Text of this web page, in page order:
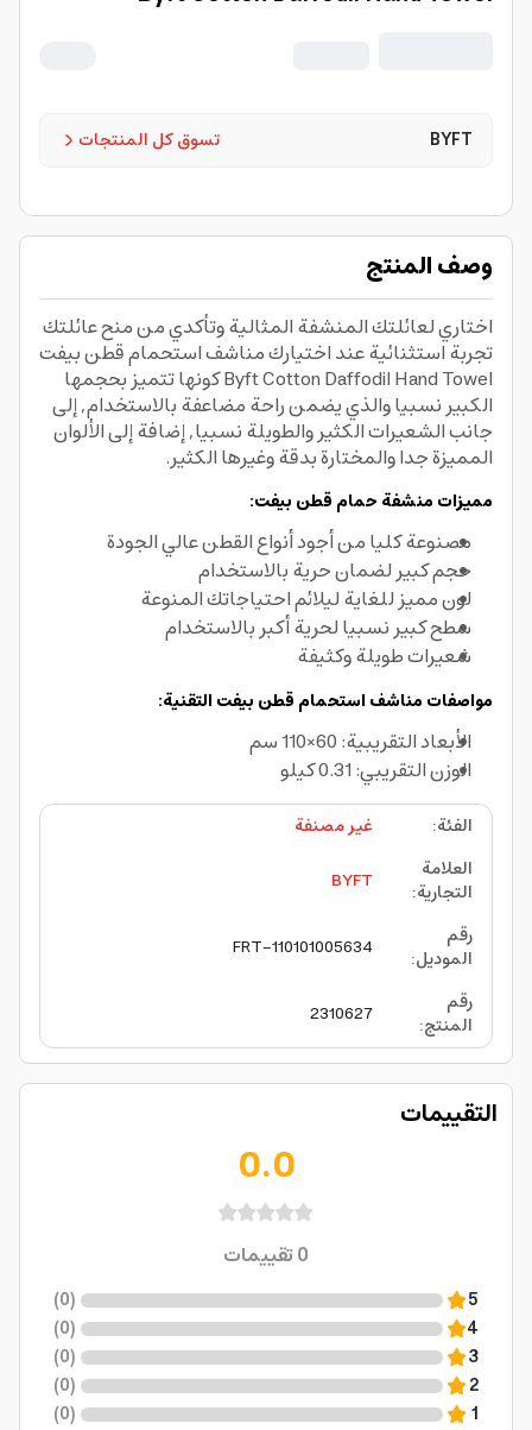
تسوق كل المنتجات BYFT
وصف المنتج
اختاري لعائلتك المنشفة المثالية وتأكدي من منح عائلتك
تجربة استثنائية عند اختيارك مناشف استحمام قطن بيفت
Byft Cotton Daffodil Hand Towel كونها تتميز بحجمها
الكبير نسبيا والذي يضمن راحة مضاعفة بالاستخدام, إلى
جانب الشعيرات الكثير والطويلة نسبيا, إضافة إلى الألوان
المميزة جدا والمختارة بدقة وغيرها الكثير.
مميزات منشفة حمام قطن بيفت:
مصنوعة كليا من أجود أنواع القطن عالي الجودة
حجم كبير لضمان حرية بالاستخدام
لون مميز للغاية ليلائم احتياجاتك المنوعة
سطح كبير نسبيا لحرية أكبر بالاستخدام
شعيرات طويلة وكثيفة
مواصفات مناشف استحمام قطن بيفت التقنية:
الأبعاد التقريبية: 60×110 سم
الوزن التقريبي: 0.31 كيلو
الفئة:
غير مصنفة
العلامة
التجارية:
BYFT
رقم
الموديل:
FRT-110101005634
رقم
المنتج:
2310627
التقييمات
0.0
0تقييمات
5
(
0
)
4
(
0
)
3
(
0
)
2
(
0
)
1
(
0
)